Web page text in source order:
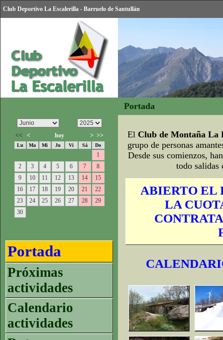
Club Deportivo La Escalerilla - Barruelo de Santullán
Portada
<< < hoy > >>
Lu Ma Mi Ju Vi Sá Do
1
2
3 4 5 6 7
8
9
10 11 12 13 14
15
16
17 18 19 20 21
22
23
24 25 26 27 28
29
30
Portada
Próximas
actividades
Calendario
actividades
El Club de Montaña La
grupo de personas
Desde sus comienzos,
todo salidas
ABIERTO EL
LA